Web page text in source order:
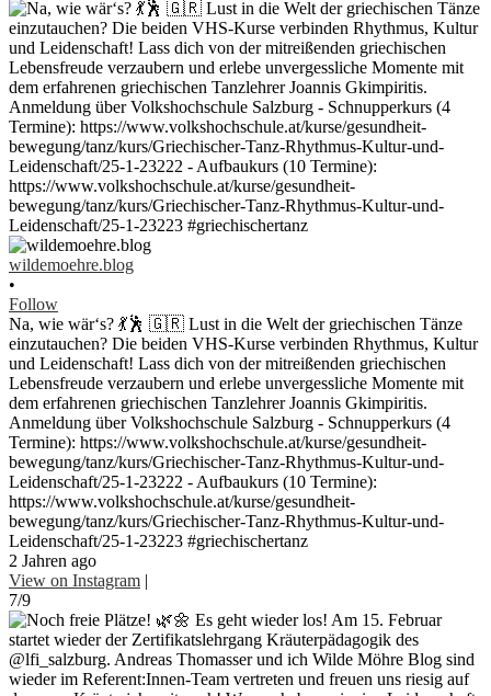
wildemoehre.blog
•
Follow
Na, wie wär‘s? 💃🕺 🇬🇷 Lust in die Welt der griechischen Tänze
einzutauchen? Die beiden VHS-Kurse verbinden Rhythmus, Kultur
und Leidenschaft! Lass dich von der mitreißenden griechischen
Lebensfreude verzaubern und erlebe unvergessliche Momente mit
dem erfahrenen griechischen Tanzlehrer Joannis Gkimpiritis.
Anmeldung über Volkshochschule Salzburg - Schnupperkurs (4
Termine): https://www.volkshochschule.at/kurse/gesundheit-
bewegung/tanz/kurs/Griechischer-Tanz-Rhythmus-Kultur-und-
Leidenschaft/25-1-23222 - Aufbaukurs (10 Termine):
https://www.volkshochschule.at/kurse/gesundheit-
bewegung/tanz/kurs/Griechischer-Tanz-Rhythmus-Kultur-und-
Leidenschaft/25-1-23223 #griechischertanz
2 Jahren ago
View on Instagram |
7/9